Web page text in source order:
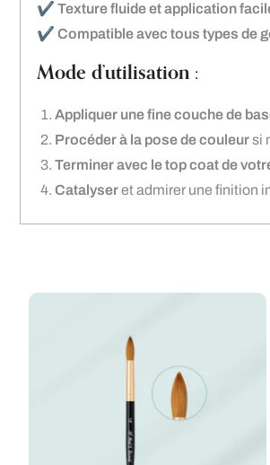
✔️ Texture fluide et application
✔️ Compatible avec tous types de
Mode d’utilisation :
Appliquer une fine couche de
Procéder à la pose de couleursi
Terminer avec le top coat de
Catalyseret admirer une finition